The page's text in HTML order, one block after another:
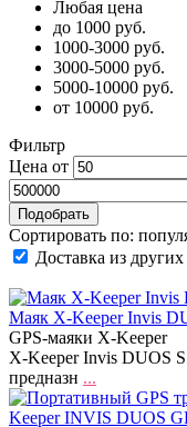
Любая цена
до 1000 руб.
1000-3000 руб.
3000-5000 руб.
5000-10000 руб.
от 10000 руб.
Фильтр
Цена от
Сортировать по:
Доставка из
Маяк X-Keeper Invis
GPS-маяки X-Keeper
X-Keeper Invis DUOS
предназн ...